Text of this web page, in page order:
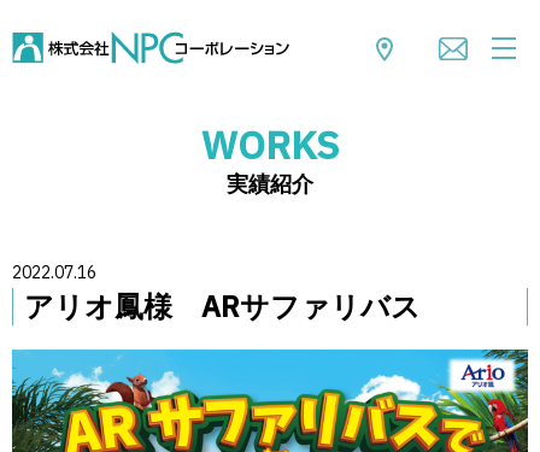
WORKS
実績紹介
2022.07.16
アリオ鳳様 ARサファリバス